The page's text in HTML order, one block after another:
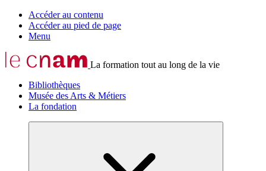
Accéder au contenu
Accéder au pied de page
Menu
La formation tout au long de la vie
Bibliothèques
Musée des Arts & Métiers
La fondation